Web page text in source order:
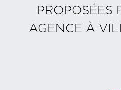
PROPOSÉES
AGENCE À